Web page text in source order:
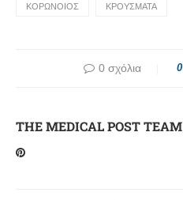
ΚΟΡΩΝΟΙΟΣ ΚΡΟΥΣΜΑΤΑ
0 σχόλια 0
THE MEDICAL POST TEAM